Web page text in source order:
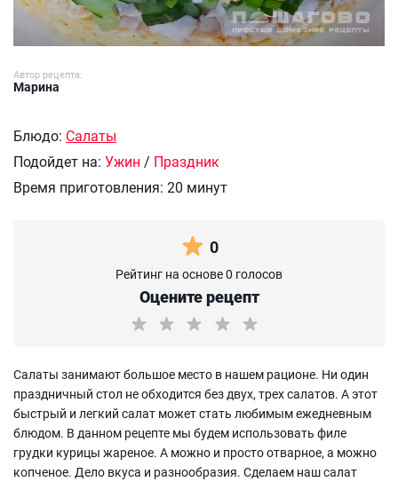
Автор рецепта:
Марина
Блюдо: Салаты
Подойдет на: Ужин / Праздник
Время приготовления: 20 минут
0
Рейтинг на основе 0 голосов
Оцените рецепт
Салаты занимают большое место в нашем рационе. Ни один
праздничный стол не обходится без двух, трех салатов. А этот
быстрый и легкий салат может стать любимым ежедневным
блюдом. В данном рецепте мы будем использовать филе
грудки курицы жареное. А можно и просто отварное, а можно
копченое. Дело вкуса и разнообразия. Сделаем наш салат